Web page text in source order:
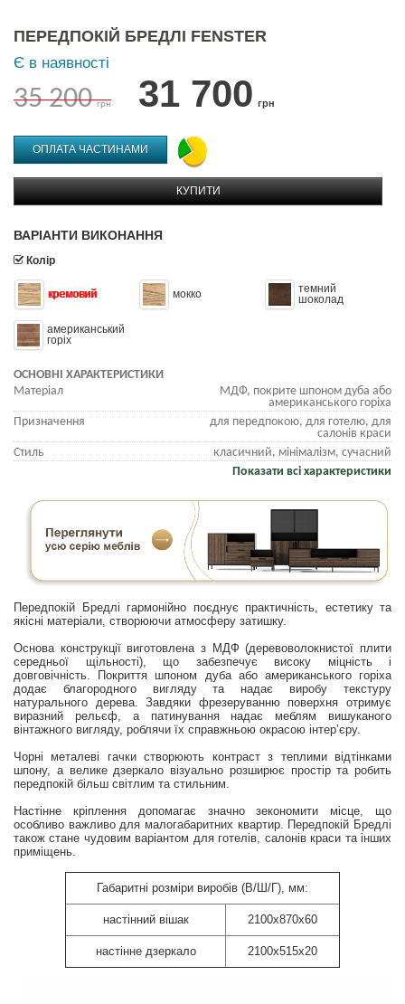
ПЕРЕДПОКІЙ БРЕДЛІ FENSTER
Є в наявності
35 200 грн 31 700 грн
ОПЛАТА ЧАСТИНАМИ
КУПИТИ
ВАРІАНТИ ВИКОНАННЯ
Колір
кремовий мокко
темний
шоколад
американський
горіх
ОСНОВНІ ХАРАКТЕРИСТИКИ
Матеріал
МДФ, покрите шпоном дуба або
американського горіха
Призначення
для передпокою, для готелю, для
салонів краси
Стиль
класичний, мінімалізм, сучасний
Показати всі характеристики
Передпокій Бредлі гармонійно поєднує практичність, естетику та
якісні матеріали, створюючи атмосферу затишку.
Основа конструкції виготовлена з МДФ (деревоволокнистої плити
середньої щільності), що забезпечує високу міцність і
довговічність. Покриття шпоном дуба або американського горіха
додає благородного вигляду та надає виробу текстуру
натурального дерева. Завдяки фрезеруванню поверхня отримує
виразний рельєф, а патинування надає меблям вишуканого
вінтажного вигляду, роблячи їх справжньою окрасою інтер’єру.
Чорні металеві гачки створюють контраст з теплими відтінками
шпону, а велике дзеркало візуально розширює простір та робить
передпокій більш світлим та стильним.
Настінне кріплення допомагає значно зекономити місце, що
особливо важливо для малогабаритних квартир. Передпокій Бредлі
також стане чудовим варіантом для готелів, салонів краси та інших
приміщень.
Габаритні розміри виробів (В/Ш/Г), мм:
настінний вішак 2100х870х60
настінне дзеркало 2100х515х20